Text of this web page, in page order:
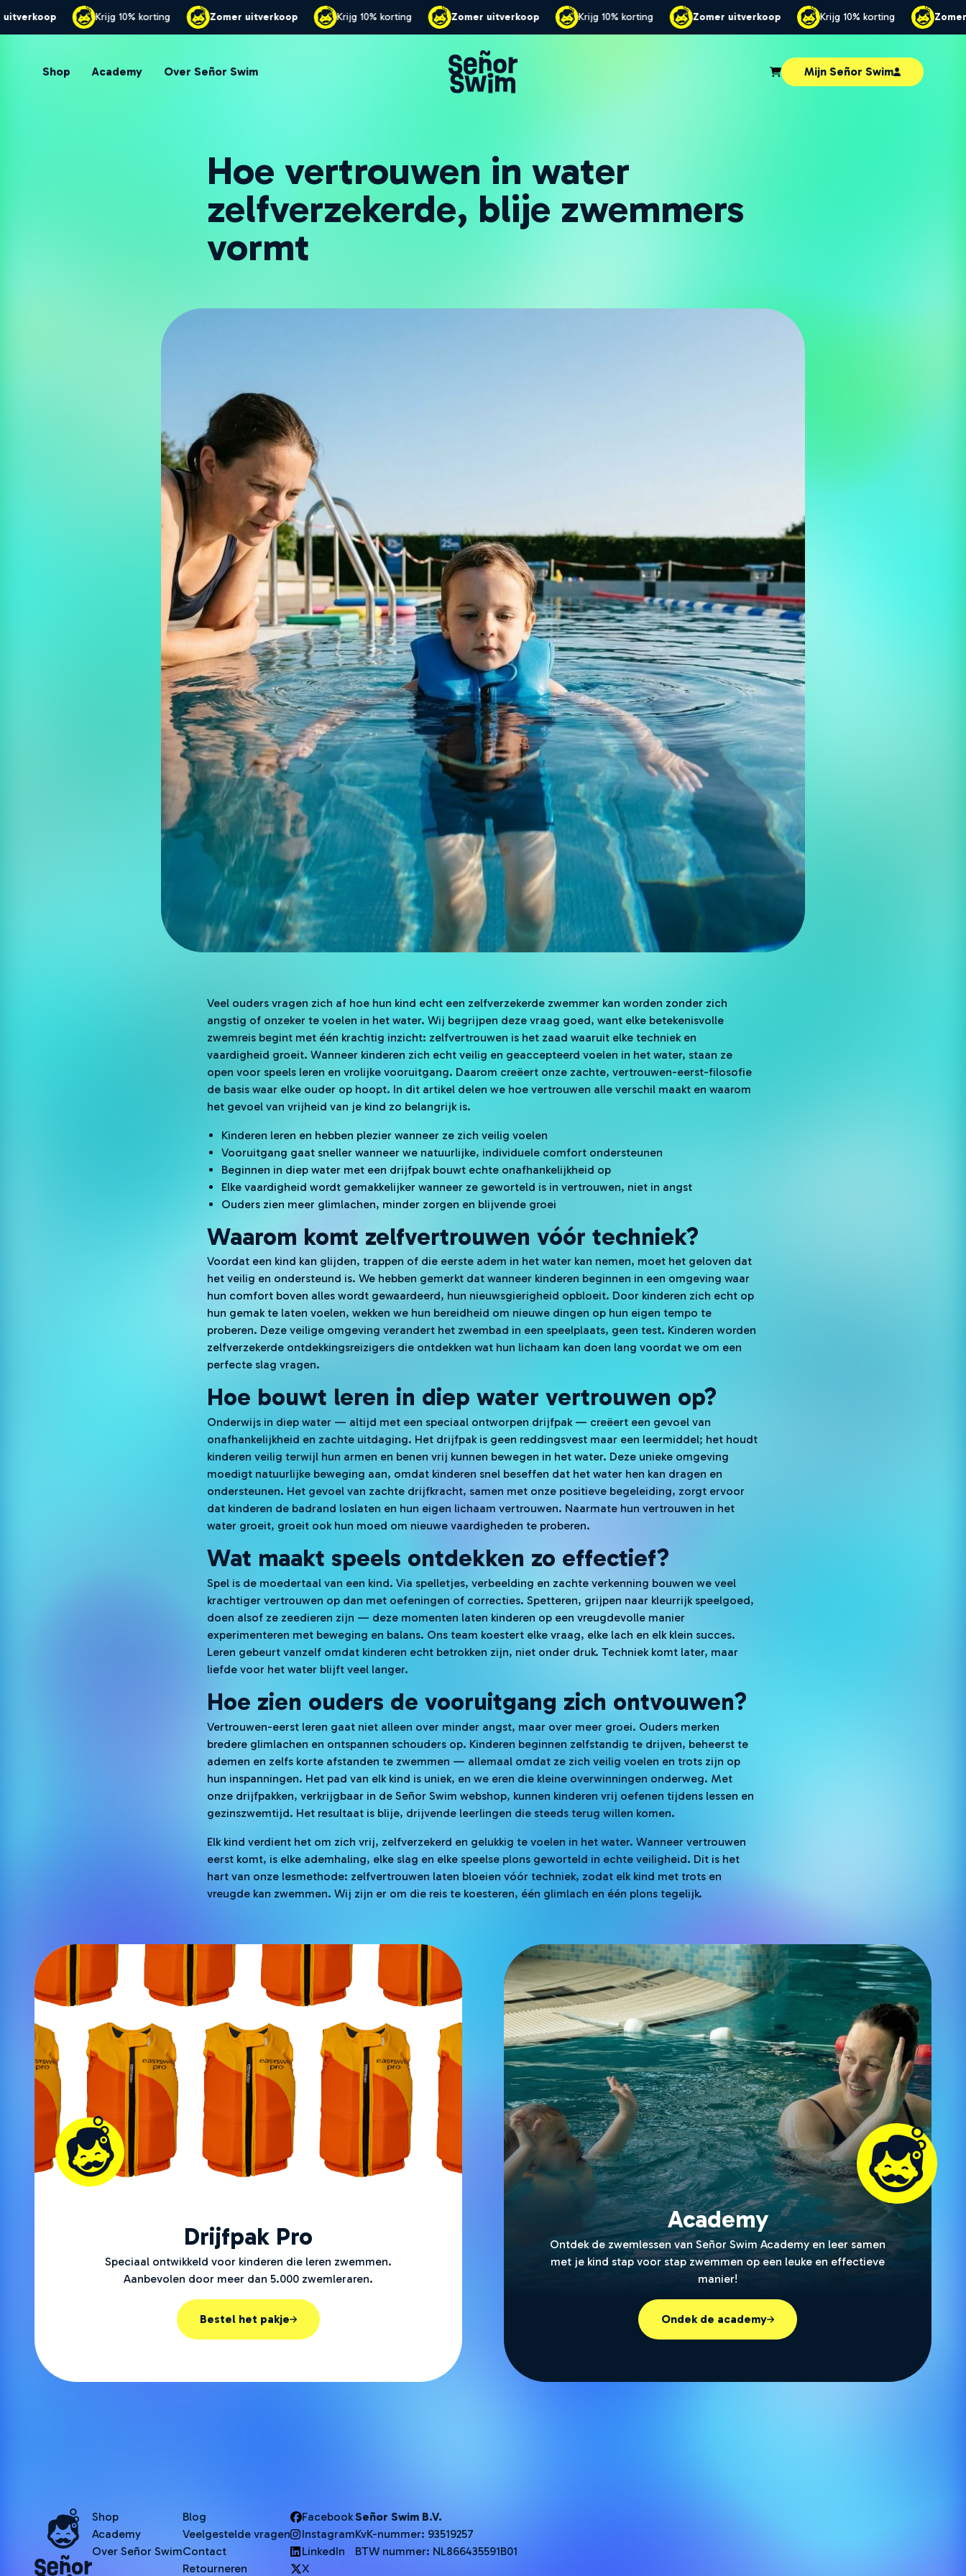
Zomer uitverkoop Krijg 10% korting Zomer uitverkoop Krijg 10% korting Zomer uitverkoop Krijg 10% korting Zomer uitverkoop Krijg 10% korting
Shop Academy Over Señor Swim Mijn Señor Swim
Hoe vertrouwen in water
zelfverzekerde, blije zwemmers
vormt
Veel ouders vragen zich af hoe hun kind echt een zelfverzekerde zwemmer kan worden zonder zich
angstig of onzeker te voelen in het water. Wij begrijpen deze vraag goed, want elke betekenisvolle
zwemreis begint met één krachtig inzicht: zelfvertrouwen is het zaad waaruit elke techniek en
vaardigheid groeit. Wanneer kinderen zich echt veilig en geaccepteerd voelen in het water, staan ze
open voor speels leren en vrolijke vooruitgang. Daarom creëert onze zachte, vertrouwen-eerst-filosofie
de basis waar elke ouder op hoopt. In dit artikel delen we hoe vertrouwen alle verschil maakt en waarom
het gevoel van vrijheid van je kind zo belangrijk is.
Kinderen leren en hebben plezier wanneer ze zich veilig voelen
Vooruitgang gaat sneller wanneer we natuurlijke, individuele comfort ondersteunen
Beginnen in diep water met een drijfpak bouwt echte onafhankelijkheid op
Elke vaardigheid wordt gemakkelijker wanneer ze geworteld is in vertrouwen, niet in angst
Ouders zien meer glimlachen, minder zorgen en blijvende groei
Waarom komt zelfvertrouwen vóór techniek?
Voordat een kind kan glijden, trappen of die eerste adem in het water kan nemen, moet het geloven dat
het veilig en ondersteund is. We hebben gemerkt dat wanneer kinderen beginnen in een omgeving waar
hun comfort boven alles wordt gewaardeerd, hun nieuwsgierigheid opbloeit. Door kinderen zich echt op
hun gemak te laten voelen, wekken we hun bereidheid om nieuwe dingen op hun eigen tempo te
proberen. Deze veilige omgeving verandert het zwembad in een speelplaats, geen test. Kinderen worden
zelfverzekerde ontdekkingsreizigers die ontdekken wat hun lichaam kan doen lang voordat we om een
perfecte slag vragen.
Hoe bouwt leren in diep water vertrouwen op?
Onderwijs in diep water — altijd met een speciaal ontworpen drijfpak — creëert een gevoel van
onafhankelijkheid en zachte uitdaging. Het drijfpak is geen reddingsvest maar een leermiddel; het houdt
kinderen veilig terwijl hun armen en benen vrij kunnen bewegen in het water. Deze unieke omgeving
moedigt natuurlijke beweging aan, omdat kinderen snel beseffen dat het water hen kan dragen en
ondersteunen. Het gevoel van zachte drijfkracht, samen met onze positieve begeleiding, zorgt ervoor
dat kinderen de badrand loslaten en hun eigen lichaam vertrouwen. Naarmate hun vertrouwen in het
water groeit, groeit ook hun moed om nieuwe vaardigheden te proberen.
Wat maakt speels ontdekken zo effectief?
Spel is de moedertaal van een kind. Via spelletjes, verbeelding en zachte verkenning bouwen we veel
krachtiger vertrouwen op dan met oefeningen of correcties. Spetteren, grijpen naar kleurrijk speelgoed,
doen alsof ze zeedieren zijn — deze momenten laten kinderen op een vreugdevolle manier
experimenteren met beweging en balans. Ons team koestert elke vraag, elke lach en elk klein succes.
Leren gebeurt vanzelf omdat kinderen echt betrokken zijn, niet onder druk. Techniek komt later, maar
liefde voor het water blijft veel langer.
Hoe zien ouders de vooruitgang zich ontvouwen?
Vertrouwen-eerst leren gaat niet alleen over minder angst, maar over meer groei. Ouders merken
bredere glimlachen en ontspannen schouders op. Kinderen beginnen zelfstandig te drijven, beheerst te
ademen en zelfs korte afstanden te zwemmen — allemaal omdat ze zich veilig voelen en trots zijn op
hun inspanningen. Het pad van elk kind is uniek, en we eren die kleine overwinningen onderweg. Met
onze drijfpakken, verkrijgbaar in de Señor Swim webshop, kunnen kinderen vrij oefenen tijdens lessen en
gezinszwemtijd. Het resultaat is blije, drijvende leerlingen die steeds terug willen komen.
Elk kind verdient het om zich vrij, zelfverzekerd en gelukkig te voelen in het water. Wanneer vertrouwen
eerst komt, is elke ademhaling, elke slag en elke speelse plons geworteld in echte veiligheid. Dit is het
hart van onze lesmethode: zelfvertrouwen laten bloeien vóór techniek, zodat elk kind met trots en
vreugde kan zwemmen. Wij zijn er om die reis te koesteren, één glimlach en één plons tegelijk.
Drijfpak Pro
Speciaal ontwikkeld voor kinderen die leren zwemmen.
Aanbevolen door meer dan 5.000 zwemleraren.
Bestel het pakje
Academy
Ontdek de zwemlessen van Señor Swim Academy en leer samen
met je kind stap voor stap zwemmen op een leuke en effectieve
manier!
Ondek de academy
Shop
Academy
Over Señor Swim
Blog
Veelgestelde vragen
Contact
Retourneren
Facebook
Instagram
LinkedIn
X
Señor Swim B.V.
KvK-nummer: 93519257
BTW nummer: NL866435591B01